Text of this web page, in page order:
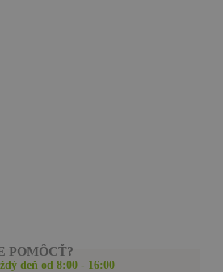
POMÔCŤ?
deň od 8:00 - 16:00